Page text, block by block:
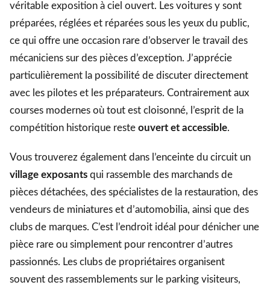
véritable exposition à ciel ouvert. Les voitures y sont
préparées, réglées et réparées sous les yeux du public,
ce qui offre une occasion rare d’observer le travail des
mécaniciens sur des pièces d’exception. J’apprécie
particulièrement la possibilité de discuter directement
avec les pilotes et les préparateurs. Contrairement aux
courses modernes où tout est cloisonné, l’esprit de la
compétition historique reste ouvert et accessible.
Vous trouverez également dans l’enceinte du circuit un
village exposants qui rassemble des marchands de
pièces détachées, des spécialistes de la restauration, des
vendeurs de miniatures et d’automobilia, ainsi que des
clubs de marques. C’est l’endroit idéal pour dénicher une
pièce rare ou simplement pour rencontrer d’autres
passionnés. Les clubs de propriétaires organisent
souvent des rassemblements sur le parking visiteurs,